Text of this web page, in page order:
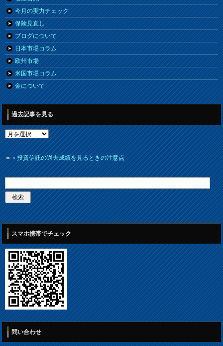
今月の実力チェック
保険見直し
ブログについて
日本市場コラム
欧州市場
米国市場コラム
金について
過去記事を見る
＝＞投資信託の過去成績を見るときの注意点
スマホ携帯でチェック
問い合わせ